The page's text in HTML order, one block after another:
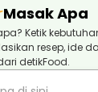
Masak Apa
Ketik
resep, ide
detikFood.